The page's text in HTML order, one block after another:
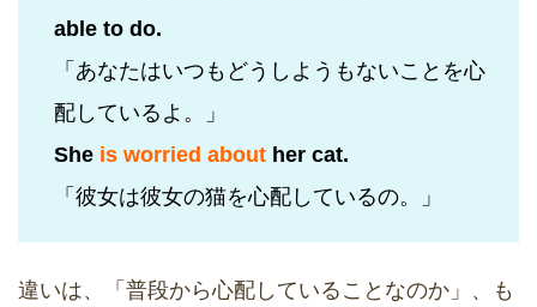
able to do.
「あなたはいつもどうしようもないことを心
配しているよ。」
She is worried about her cat.
「彼女は彼女の猫を心配しているの。」
違いは、「普段から心配していることなのか」、も